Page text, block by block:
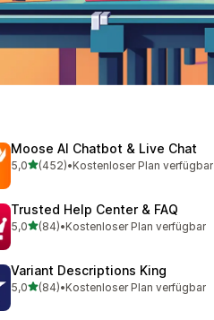
Moose AI Chatbot & Live Chat
5,0von 5 Sternen
(452)
452 Rezensionen insgesamt
•Kostenloser Plan verfügbar
Trusted Help Center & FAQ
5,0von 5 Sternen
(84)
84 Rezensionen insgesamt
•Kostenloser Plan verfügbar
Variant Descriptions King
5,0von 5 Sternen
(84)
84 Rezensionen insgesamt
•Kostenloser Plan verfügbar